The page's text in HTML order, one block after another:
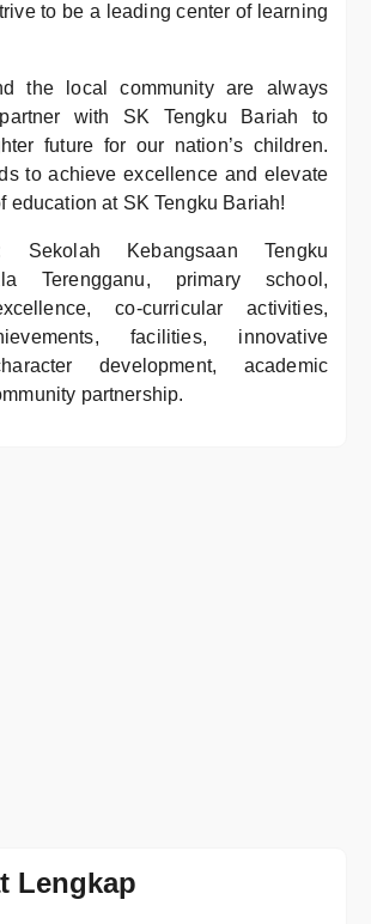
to be a leading center of learning
the local community are always
with SK Tengku Bariah to
future for our nation’s children.
to achieve excellence and elevate
education at SK Tengku Bariah!
Sekolah Kebangsaan Tengku
Terengganu, primary school,
co-curricular activities,
facilities, innovative
development, academic
partnership.
Lengkap